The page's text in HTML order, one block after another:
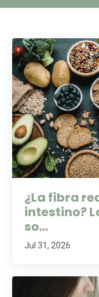
¿La fibra
intestino?
so...
Jul 31, 2026